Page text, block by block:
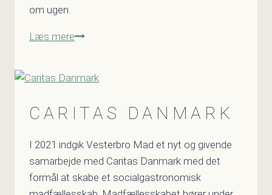
om ugen.
Læs mereVesterbro
CARITAS DANMARK
I 2021 indgik Vesterbro Mad et nyt og givende
samarbejde med Caritas Danmark med det
formål at skabe et socialgastronomisk